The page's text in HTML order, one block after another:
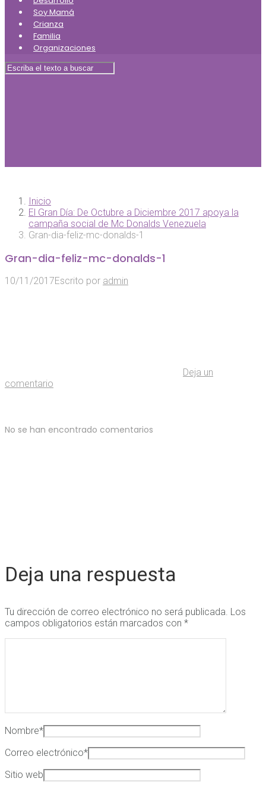
Soy Mamá
Crianza
Familia
Organizaciones
Inicio
El Gran Día: De Octubre a Diciembre 2017 apoya la
campaña social de Mc Donalds Venezuela
Gran-dia-feliz-mc-donalds-1
Gran-dia-feliz-mc-donalds-1
10/11/2017Escrito por admin
Deja un
comentario
No se han encontrado comentarios
Deja una respuesta
Tu dirección de correo electrónico no será publicada. Los
campos obligatorios están marcados con *
Nombre*
Correo electrónico*
Sitio web